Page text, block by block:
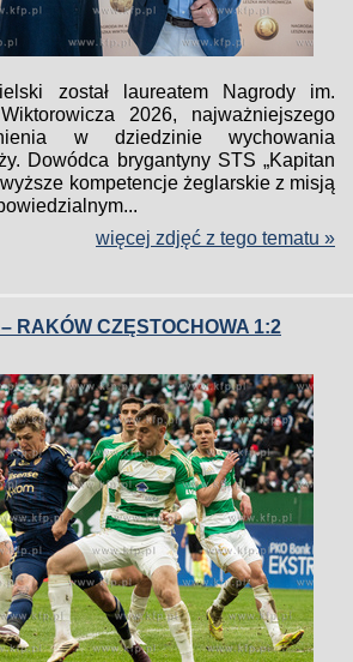
został laureatem Nagrody im.
2026, najważniejszego
w dziedzinie wychowania
Dowódca brygantyny STS „Kapitan
kompetencje żeglarskie z misją
więcej zdjęć z tego tematu »
RAKÓW CZĘSTOCHOWA 1:2